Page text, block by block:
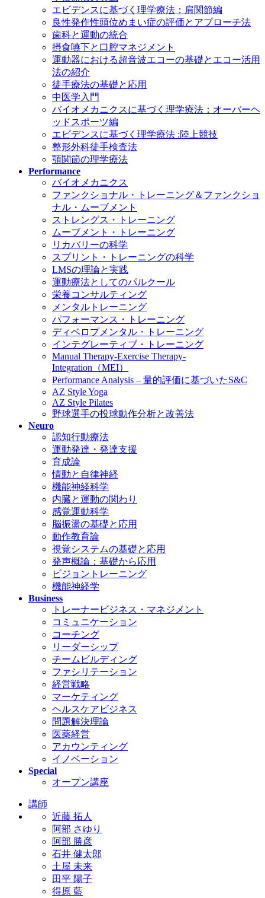
エビデンスに基づく理学療法：肩関節編
良性発作性頭位めまい症の評価とアプローチ法
歯科と運動の統合
摂食嚥下と口腔マネジメント
運動器における超音波エコーの基礎とエコー活用
法の紹介
徒手療法の基礎と応用
中医学入門
バイオメカニクスに基づく理学療法：オーバーヘ
ッドスポーツ編
エビデンスに基づく理学療法 :陸上競技
整形外科徒手検査法
顎関節の理学療法
Performance
バイオメカニクス
ファンクショナル・トレーニング＆ファンクショ
ナル・ムーブメント
ストレングス・トレーニング
ムーブメント・トレーニング
リカバリーの科学
スプリント・トレーニングの科学
LMSの理論と実践
運動療法としてのパルクール
栄養コンサルティング
メンタルトレーニング
パフォーマンス・トレーニング
ディベロプメンタル・トレーニング
インテグレーティブ・トレーニング
Manual Therapy-Exercise Therapy-
Integration（MEI）
Performance Analysis – 量的評価に基づいたS&C
AZ Style Yoga
AZ Style Pilates
野球選手の投球動作分析と改善法
Neuro
認知行動療法
運動発達・発達支援
育成論
情動と自律神経
機能神経科学
内臓と運動の関わり
感覚運動科学
脳振盪の基礎と応用
動作教育論
視覚システムの基礎と応用
発声概論：基礎から応用
ビジョントレーニング
機能神経学
Business
トレーナービジネス・マネジメント
コミュニケーション
コーチング
リーダーシップ
チームビルディング
ファシリテーション
経営戦略
マーケティング
ヘルスケアビジネス
問題解決理論
医薬経営
アカウンティング
イノベーション
Special
オープン講座
講師
近藤 拓人
阿部 さゆり
阿部 勝彦
石井 健太郎
土屋 未来
田平 陽子
得原 藍